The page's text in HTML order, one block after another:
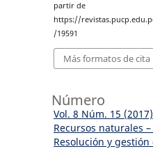
partir de
https://
/19591
Más formatos de cita
Número
Vol. 8 Núm. 15
Recursos naturales
Resolución y